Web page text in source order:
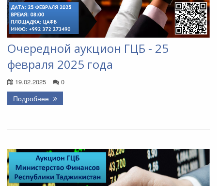
Очередной аукцион ГЦБ - 25
февраля 2025 года
19.02.2025 0
Подробнее